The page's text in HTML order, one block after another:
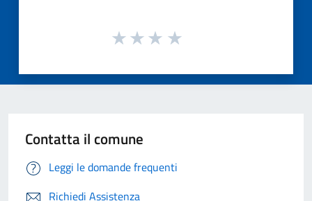
Contatta il comune
Leggi le domande frequenti
Richiedi Assistenza